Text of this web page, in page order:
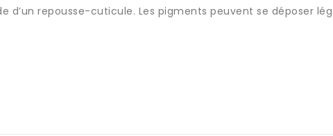
d’un repousse-cuticule. Les pigments peuvent se déposer